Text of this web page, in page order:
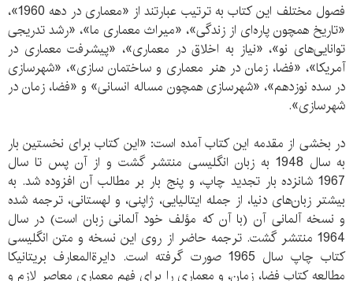
فصول مختلف این کتاب به ترتیب عبارتند از «معماری در دهه 1960»،
«تاریخ همچون پاره‌ای از زندگی»، «میراث معماری ما»، «رشد تدریجی
توانایی‌های نو»، «نیاز به اخلاق در معماری»، «پیشرفت معماری در
آمریکا»، «فضا، زمان در هنر معماری و ساختمان سازی»، «شهرسازی
در سده نوزدهم»، «شهرسازی همچون مساله انسانی» و «فضا، زمان در
شهرسازی».
در بخشی از مقدمه این کتاب آمده است: «این کتاب برای نخستین بار
به سال 1948 به زبان انگلیسی منتشر گشت و از آن پس تا سال
1967 شانزده بار تجدید چاپ، و پنج بار بر مطالب آن افزوده شد. به
بیشتر زبان‌های دنیا، از جمله ایتالیایی، ژاپنی، و لهستانی، ترجمه شده
و نسخه آلمانی آن (با آن که مؤلف خود آلمانی زبان است) در سال
1964 منتشر گشت. ترجمه حاضر از روی این نسخه و متن انگلیسی
کتاب چاپ سال 1965 صورت گرفته است. دایرةالمعارف بریتانیکا
مطالعه کتاب فضا، زمان، و معماری را برای فهم معماری معاصر لازم و